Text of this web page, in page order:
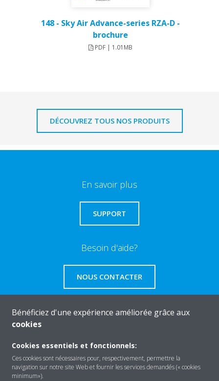
148 - Sky Air Advance-series RZA-D -
brochure
PDF | 1.01MB
DÉCOUVREZ TOUS NOS PRODUITS
En savoir plus
SUPPORT
Besoin d'aide?
NOUS CONTACTER
Solutions
Bénéficiez d'une expérience améliorée grâce aux
cookies
Cookies essentiels et fonctionnels:
Ces cookies sont nécessaires pour, respectivement, permettre la
navigation sur notre site Web et fournir les services demandés (« cookies
minimum»).